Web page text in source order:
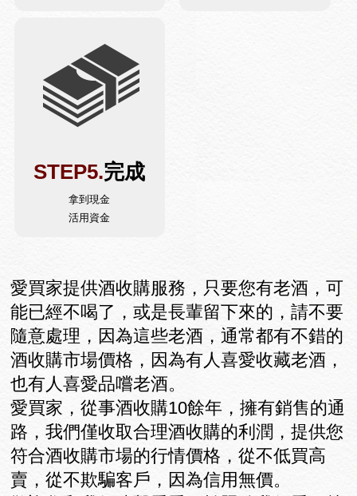
STEP5.完成
拿到現金
活用資金
愛買家提供酒收購服務，只要您有老酒，可
能已經不喝了，或是長輩留下來的，請不要
隨意處理，因為這些老酒，通常都有不錯的
酒收購市場價格，因為有人喜愛收藏老酒，
也有人喜愛品嚐老酒。
愛買家，從事酒收購10餘年，擁有銷售的通
路，我們僅收取合理酒收購的利潤，提供您
符合酒收購市場的行情價格，從不低買高
賣，從不欺騙客戶，因為信用無價。